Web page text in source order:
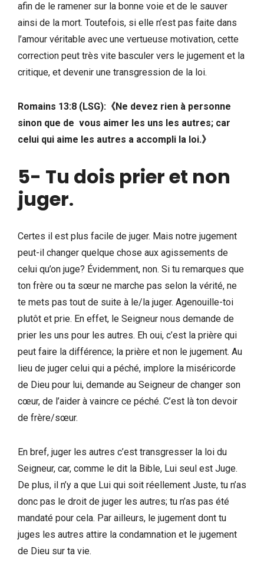
afin de le ramener sur la bonne voie et de le sauver
ainsi de la mort. Toutefois, si elle n’est pas faite dans
l’amour véritable avec une vertueuse motivation, cette
correction peut très vite basculer vers le jugement et la
critique, et devenir une transgression de la loi.
Romains 13:8 (LSG):《Ne devez rien à personne
sinon que de vous aimer les uns les autres; car
celui qui aime les autres a accompli la loi.》
5- Tu dois prier et non
juger.
Certes il est plus facile de juger. Mais notre jugement
peut-il changer quelque chose aux agissements de
celui qu’on juge? Évidemment, non. Si tu remarques que
ton frère ou ta sœur ne marche pas selon la vérité, ne
te mets pas tout de suite à le/la juger. Agenouille-toi
plutôt et prie. En effet, le Seigneur nous demande de
prier les uns pour les autres. Eh oui, c’est la prière qui
peut faire la différence; la prière et non le jugement. Au
lieu de juger celui qui a péché, implore la miséricorde
de Dieu pour lui, demande au Seigneur de changer son
cœur, de l’aider à vaincre ce péché. C’est là ton devoir
de frère/sœur.
En bref, juger les autres c’est transgresser la loi du
Seigneur, car, comme le dit la Bible, Lui seul est Juge.
De plus, il n’y a que Lui qui soit réellement Juste, tu n’as
donc pas le droit de juger les autres; tu n’as pas été
mandaté pour cela. Par ailleurs, le jugement dont tu
juges les autres attire la condamnation et le jugement
de Dieu sur ta vie.